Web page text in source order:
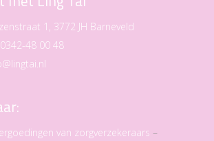
1, 3772 JH Barneveld
0342-48 00 48
van zorgverzekeraars –